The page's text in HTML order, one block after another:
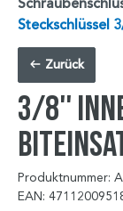
Steckschlüssel
Zurück
3/8''
Produktnummer:
EAN: